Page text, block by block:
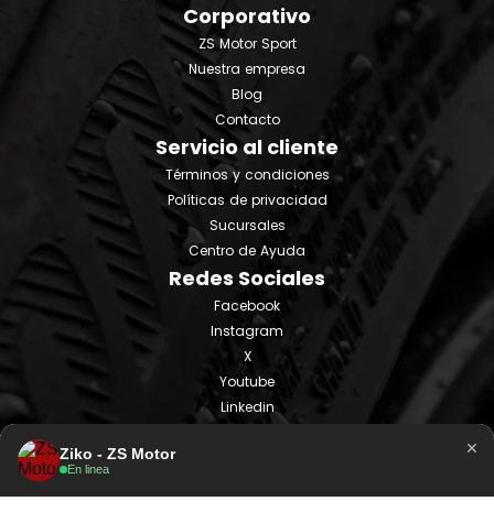
Corporativo
ZS Motor Sport
Nuestra empresa
Blog
Contacto
Servicio al cliente
Términos y condiciones
Políticas de privacidad
Sucursales
Centro de Ayuda
Redes Sociales
Facebook
Instagram
X
Youtube
Linkedin
Ziko - ZS Motor
En linea
×